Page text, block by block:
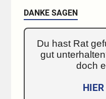
DANKE SAGEN
Du hast Rat
gut
doch